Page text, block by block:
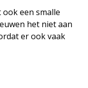
een smalle
het niet aan
er ook vaak